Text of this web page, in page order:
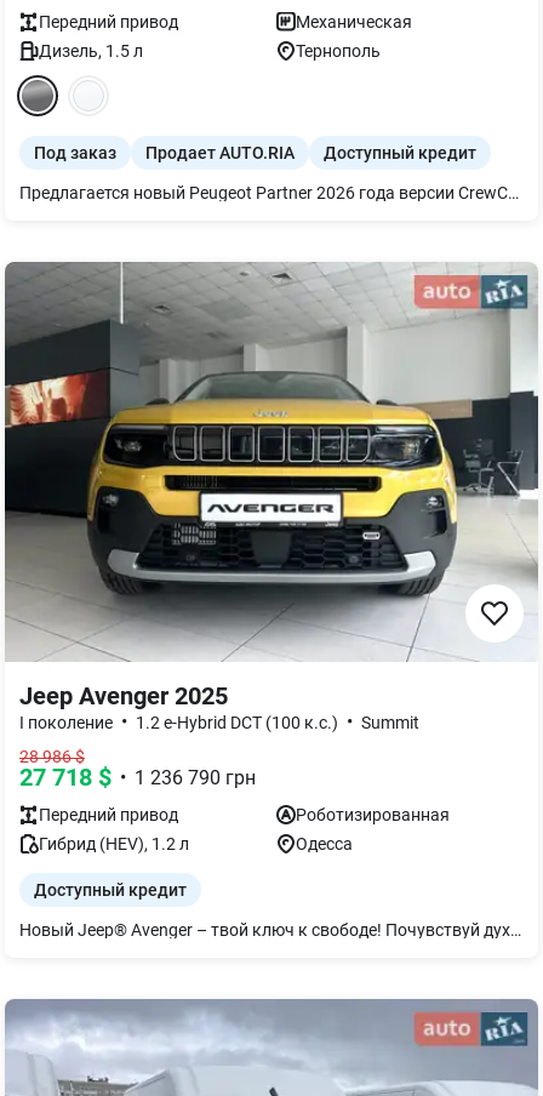
Передний привод
Механическая
Дизель, 1.5л Тернополь
Под заказ Продает AUTO.RIA Доступный кредит
Предлагается новый Peugeot Partner 2026 года версии CrewCab Base. Этот практичный минивэн оснащен экономичным дизельным двигателем. Механическая коробка передач обеспечивает надежное управление. Стальной металлик подчеркивает современный вид модели. Сочетает функциональность кузова и сдержанный дизайн.
Jeep Avenger 2025
I поколение • 1.2 e-Hybrid DCT (100 к.с.) • Summit
28 986$
27 718 $ • 1 236 790 грн
Передний привод
Роботизированная
Гибрид (HEV), 1.2 л Одесса
Доступный кредит
Новый Jeep® Avenger – твой ключ к свободе! Почувствуй дух приключений с компактным кроссовером, который сочетает в себе легендарный стиль Jeep, передовые технологии и непревзойденную функциональность! Почему Jeep Avenger Стильный дизайн: Яркий вид, привлекающий внимание. Электро или гибрид: Выбирай экономичную электрическую версию или универсальный гибрид. Готовность к приключениям: Устойчивость к любым дорогам и условиям. Технологии: Современные системы безопасности и инновационная мультимедиа. Отправляйся в путешествие с комфортом и свободой! Jeep Avenger – это твой идеальный спутник для города и бездорожья. Узнай детали и запишись на тест-драйв уже сегодня!